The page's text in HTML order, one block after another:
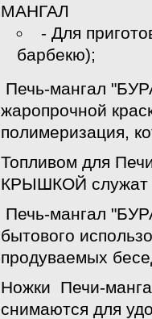
МАНГАЛ
- Для
барбекю);
Печь-мангал
жаропрочной
полимеризация,
Топливом для
КРЫШКОЙ служат
Печь-мангал
бытового
продуваемых
Ножки Печи-
снимаются для